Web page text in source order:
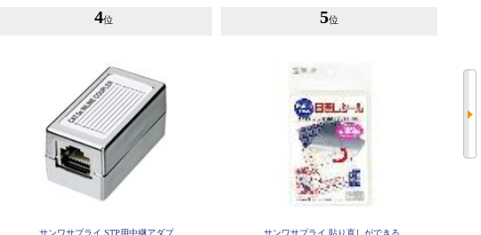
4位
サンワサプライ STP用中継アダプ
5位
サンワサプライ 貼り直しができる